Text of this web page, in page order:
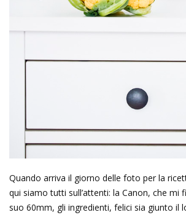
Quando arriva il giorno delle foto per la
qui siamo tutti sull’attenti: la Canon, che mi
suo 60mm, gli ingredienti, felici sia giunto il